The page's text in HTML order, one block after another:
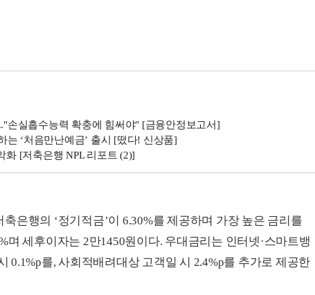
손실흡수능력 확충에 힘써야" [금융안정보고서]
는 ‘처음만난예금’ 출시 [떴다! 신상품]
화 [저축은행 NPL 리포트 (2)]
은행의 ‘정기적금’이 6.30%를 제공하며 가장 높은 금리를
며 세후이자는 2만1450원이다. 우대금리는 인터넷·스마트뱅
0.1%p를, 사회적배려대상 고객일 시 2.4%p를 추가로 제공한